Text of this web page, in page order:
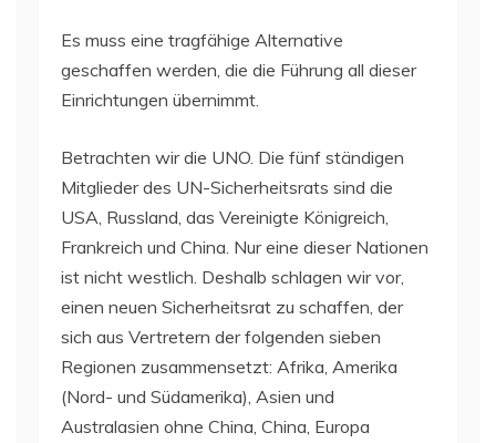
Es muss eine tragfähige Alternative
geschaffen werden, die die Führung all dieser
Einrichtungen übernimmt.
Betrachten wir die UNO. Die fünf ständigen
Mitglieder des UN-Sicherheitsrats sind die
USA, Russland, das Vereinigte Königreich,
Frankreich und China. Nur eine dieser Nationen
ist nicht westlich. Deshalb schlagen wir vor,
einen neuen Sicherheitsrat zu schaffen, der
sich aus Vertretern der folgenden sieben
Regionen zusammensetzt: Afrika, Amerika
(Nord- und Südamerika), Asien und
Australasien ohne China, China, Europa